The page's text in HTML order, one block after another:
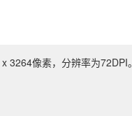
像素，分辨率为72DPI。